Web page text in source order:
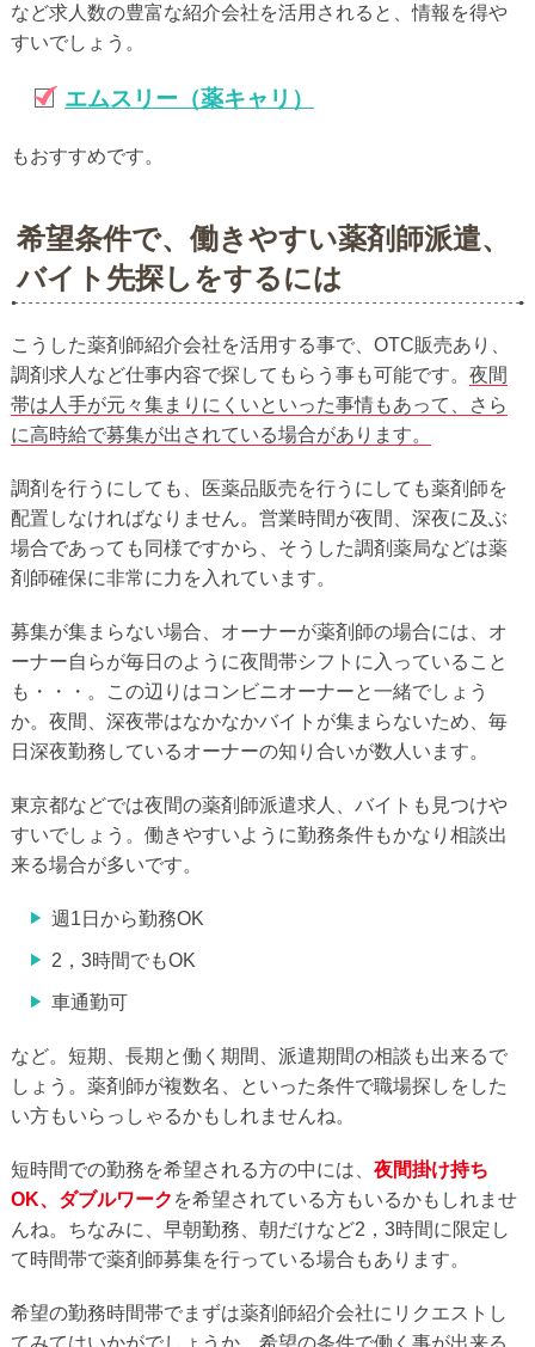
など求人数の豊富な紹介会社を活用されると、情報を得や
すいでしょう。
エムスリー（薬キャリ）
もおすすめです。
希望条件で、働きやすい薬剤師派遣、
バイト先探しをするには
こうした薬剤師紹介会社を活用する事で、OTC販売あり、
調剤求人など仕事内容で探してもらう事も可能です。 夜間
帯は人手が元々集まりにくいといった事情もあって、さら
に高時給で募集が出されている場合があります。
調剤を行うにしても、医薬品販売を行うにしても薬剤師を
配置しなければなりません。営業時間が夜間、深夜に及ぶ
場合であっても同様ですから、そうした調剤薬局などは薬
剤師確保に非常に力を入れています。
募集が集まらない場合、オーナーが薬剤師の場合には、オ
ーナー自らが毎日のように夜間帯シフトに入っていること
も・・・。この辺りはコンビニオーナーと一緒でしょう
か。夜間、深夜帯はなかなかバイトが集まらないため、毎
日深夜勤務しているオーナーの知り合いが数人います。
東京都などでは夜間の薬剤師派遣求人、バイトも見つけや
すいでしょう。働きやすいように勤務条件もかなり相談出
来る場合が多いです。
週1日から勤務OK
2，3時間でもOK
車通勤可
など。短期、長期と働く期間、派遣期間の相談も出来るで
しょう。薬剤師が複数名、といった条件で職場探しをした
い方もいらっしゃるかもしれませんね。
短時間での勤務を希望される方の中には、 夜間掛け持ち
OK、ダブルワーク を希望されている方もいるかもしれませ
んね。ちなみに、早朝勤務、朝だけなど2，3時間に限定し
て時間帯で薬剤師募集を行っている場合もあります。
希望の勤務時間帯でまずは薬剤師紹介会社にリクエストし